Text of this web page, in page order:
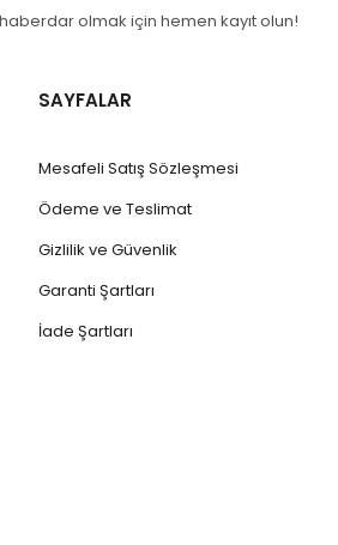
olmak için hemen kayıt olun!
SAYFALAR
Mesafeli Satış Sözleşmesi
Ödeme ve Teslimat
Gizlilik ve Güvenlik
Garanti Şartları
İade Şartları